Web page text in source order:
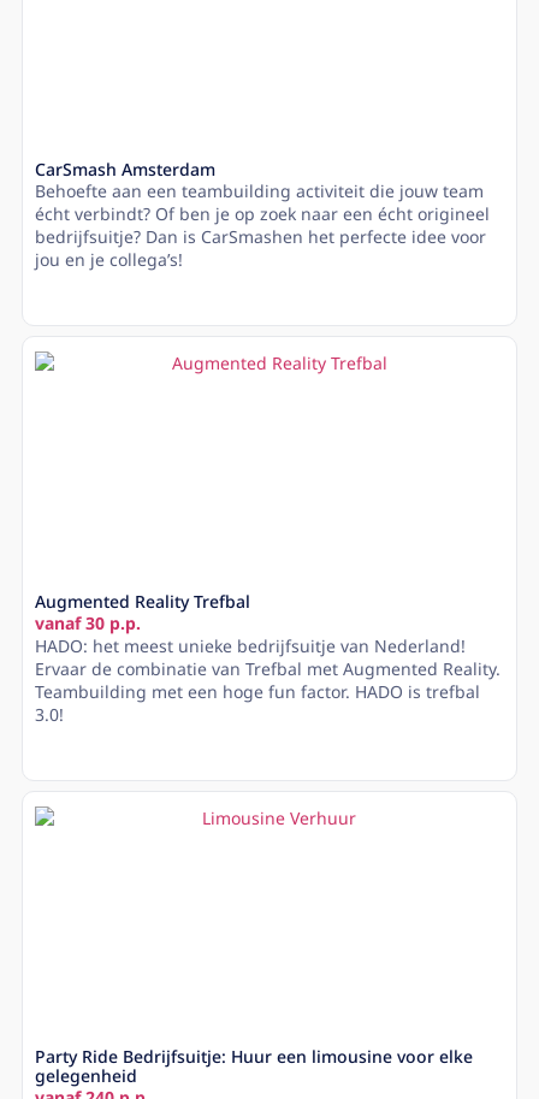
CarSmash Amsterdam
Behoefte aan een teambuilding activiteit die jouw team
écht verbindt? Of ben je op zoek naar een écht origineel
bedrijfsuitje? Dan is CarSmashen het perfecte idee voor
jou en je collega’s!
Augmented Reality Trefbal
vanaf 30 p.p.
HADO: het meest unieke bedrijfsuitje van Nederland!
Ervaar de combinatie van Trefbal met Augmented Reality.
Teambuilding met een hoge fun factor. HADO is trefbal
3.0!
Party Ride Bedrijfsuitje: Huur een limousine voor elke
gelegenheid